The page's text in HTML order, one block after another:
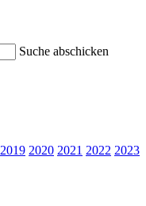
Suche abschicken
2019 2020 2021 2022 2023